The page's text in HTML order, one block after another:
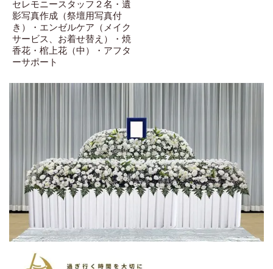
セレモニースタッフ２名・遺
影写真作成（祭壇用写真付
き）・エンゼルケア（メイク
サービス、お着せ替え）・焼
香花・棺上花（中）・アフタ
ーサポート